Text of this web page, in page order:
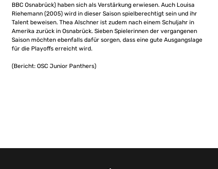
BBC Osnabrück) haben sich als Verstärkung erwiesen. Auch Louisa
Riehemann (2005) wird in dieser Saison spielberechtigt sein und ihr
Talent beweisen. Thea Alschner ist zudem nach einem Schuljahr in
Amerika zurück in Osnabrück. Sieben Spielerinnen der vergangenen
Saison möchten ebenfalls dafür sorgen, dass eine gute Ausgangslage
für die Playoffs erreicht wird.
(Bericht: OSC Junior Panthers)